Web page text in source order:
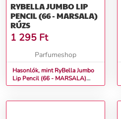
RYBELLA JUMBO LIP
PENCIL (66 - MARSALA)
RÚZS
1 295 Ft
Parfumeshop
Hasonlók, mint RyBella Jumbo
Lip Pencil (66 - MARSALA)
Rúzs